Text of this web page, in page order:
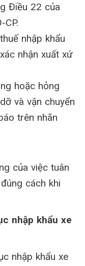
Điều 22 của
nhập khẩu
nhận xuất xứ
hoặc hỏng
và vận chuyển
trên nhãn
của việc tuân
cách khi
nhập khẩu xe
nhập khẩu xe